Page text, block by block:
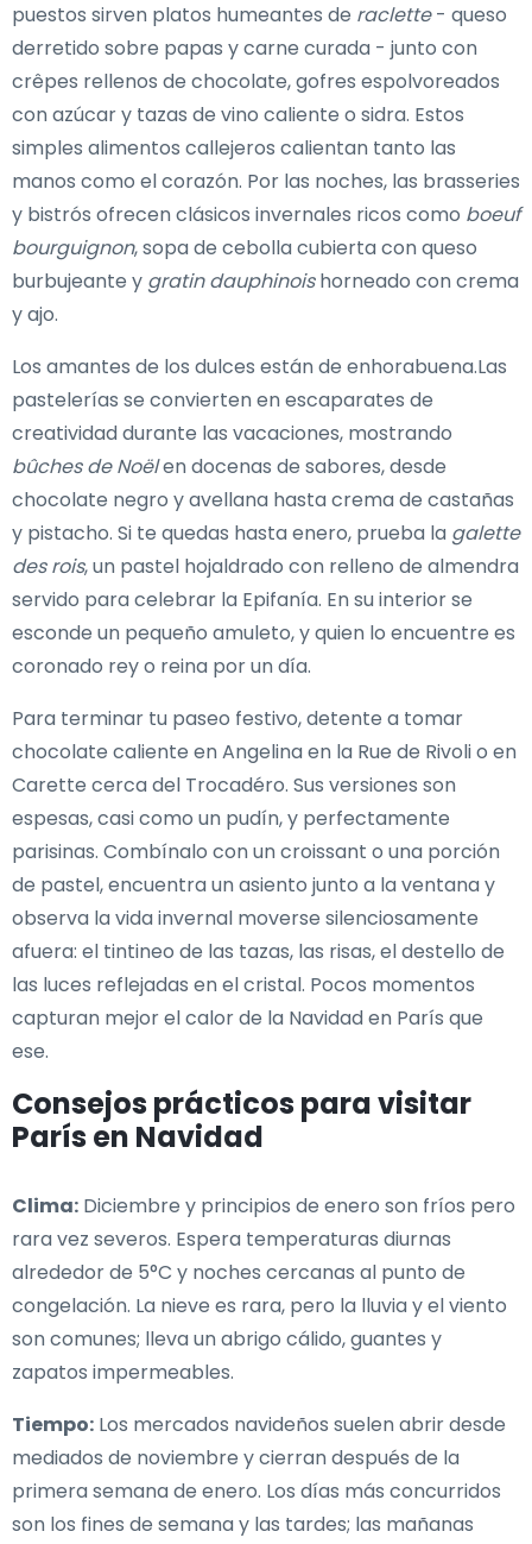
puestos sirven platos humeantes de raclette- queso
derretido sobre papas y carne curada - junto con
crêpes rellenos de chocolate, gofres espolvoreados
con azúcar y tazas de vino caliente o sidra. Estos
simples alimentos callejeros calientan tanto las
manos como el corazón. Por las noches, las brasseries
y bistrós ofrecen clásicos invernales ricos como boeuf
bourguignon, sopa de cebolla cubierta con queso
burbujeante y gratin dauphinoishorneado con crema
y ajo.
Los amantes de los dulces están de enhorabuena.Las
pastelerías se convierten en escaparates de
creatividad durante las vacaciones, mostrando
bûches de Noëlen docenas de sabores, desde
chocolate negro y avellana hasta crema de castañas
y pistacho. Si te quedas hasta enero, prueba la galette
des rois, un pastel hojaldrado con relleno de almendra
servido para celebrar la Epifanía. En su interior se
esconde un pequeño amuleto, y quien lo encuentre es
coronado rey o reina por un día.
Para terminar tu paseo festivo, detente a tomar
chocolate caliente en Angelina en la Rue de Rivoli o en
Carette cerca del Trocadéro. Sus versiones son
espesas, casi como un pudín, y perfectamente
parisinas. Combínalo con un croissant o una porción
de pastel, encuentra un asiento junto a la ventana y
observa la vida invernal moverse silenciosamente
afuera: el tintineo de las tazas, las risas, el destello de
las luces reflejadas en el cristal. Pocos momentos
capturan mejor el calor de la Navidad en París que
ese.
Consejos prácticos para visitar
París en Navidad
Clima: Diciembre y principios de enero son fríos pero
rara vez severos. Espera temperaturas diurnas
alrededor de 5°C y noches cercanas al punto de
congelación. La nieve es rara, pero la lluvia y el viento
son comunes; lleva un abrigo cálido, guantes y
zapatos impermeables.
Tiempo: Los mercados navideños suelen abrir desde
mediados de noviembre y cierran después de la
primera semana de enero. Los días más concurridos
son los fines de semana y las tardes; las mañanas